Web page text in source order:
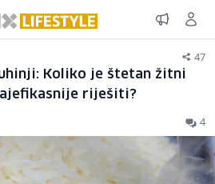
47
Koliko je štetan žitni
riješiti?
4